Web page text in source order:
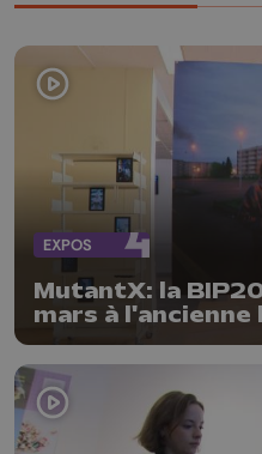
EXPOS
MutantX: la
mars à
Chiroux